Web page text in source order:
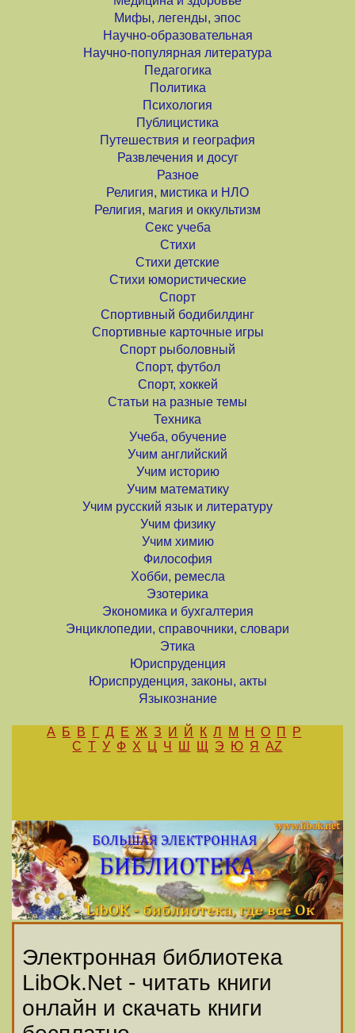
Мифы, легенды, эпос
Научно-образовательная
Научно-популярная литература
Педагогика
Политика
Психология
Публицистика
Путешествия и география
Развлечения и досуг
Разное
Религия, мистика и НЛО
Религия, магия и оккультизм
Секс учеба
Стихи
Стихи детские
Стихи юмористические
Спорт
Спортивный бодибилдинг
Спортивные карточные игры
Спорт рыболовный
Спорт, футбол
Спорт, хоккей
Статьи на разные темы
Техника
Учеба, обучение
Учим английский
Учим историю
Учим математику
Учим русский язык и литературу
Учим физику
Учим химию
Философия
Хобби, ремесла
Эзотерика
Экономика и бухгалтерия
Энциклопедии, справочники, словари
Этика
Юриспруденция
Юриспруденция, законы, акты
Языкознание
А Б В Г Д Е Ж З И Й К Л М Н О П
Р
С Т У Ф Х Ц Ч Ш Щ Э Ю Я AZ
Электронная библиотека
LibOk.Net - читать книги
онлайн и скачать книги